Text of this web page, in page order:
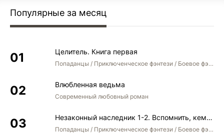
Популярные за месяц
Целитель. Книга первая
Попаданцы / Приключенческое фэнтези / Боевое фэнтези
Влюбленная ведьма
Современный любовный роман
Незаконный наследник 1-2. Вспомнить, кем был. Стать собой. Остаться собой
Попаданцы / Приключенческое фэнтези / Боевое фэнтези / Юмористическое фэнтези